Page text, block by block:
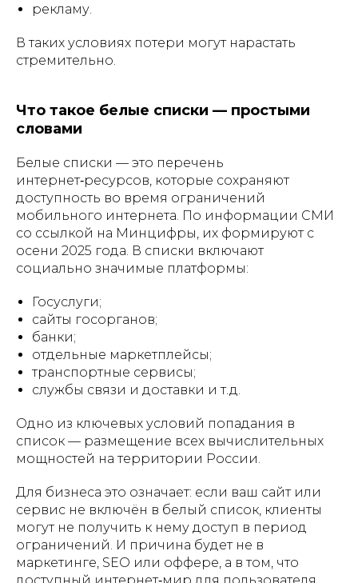
рекламу.
В таких условиях потери могут нарастать
стремительно.
Что такое белые списки — простыми
словами
Белые списки — это перечень
интернет‑ресурсов, которые сохраняют
доступность во время ограничений
мобильного интернета. По информации СМИ
со ссылкой на Минцифры, их формируют с
осени 2025 года. В списки включают
социально значимые платформы:
Госуслуги;
сайты госорганов;
банки;
отдельные маркетплейсы;
транспортные сервисы;
службы связи и доставки и т. д.
Одно из ключевых условий попадания в
список — размещение всех вычислительных
мощностей на территории России.
Для бизнеса это означает: если ваш сайт или
сервис не включён в белый список, клиенты
могут не получить к нему доступ в период
ограничений. И причина будет не в
маркетинге, SEO или оффере, а в том, что